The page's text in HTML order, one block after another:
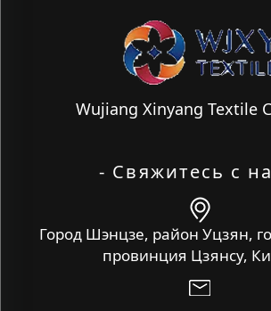
Wujiang Xinyang Textile
- Свяжитесь с
Город Шэнцзе, район Уцзян,
провинция Цзянсу,